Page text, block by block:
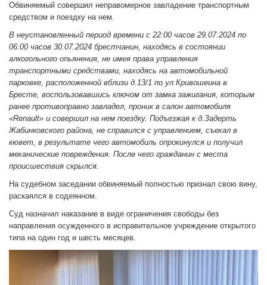
Обвиняемый совершил неправомерное завладение транспортным
средством и поездку на нем.
В неустановленный период времени с 22:00 часов 29.07.2024 по
06:00 часов 30.07.2024 брестчанин, находясь в состоянии
алкогольного опьянения, не имея права управления
транспортными средствами, находясь на автомобильной
парковке, расположенной вблизи д.13/1 по ул.Кривошеина в
Бресте, воспользовавшись ключом от замка зажигания, которым
ранее противоправно завладел, проник в салон автомобиля
«Renault» и совершил на нем поездку. Подъезжая к д.Задерть
Жабинковского района, не справился с управлением, съехал в
кювет, в результате чего автомобиль опрокинулся и получил
механические повреждения. После чего гражданин с места
происшествия скрылся.
На судебном заседании обвиняемый полностью признал свою вину,
раскаялся в содеянном.
Суд назначил наказание в виде ограничения свободы без
направления осужденного в исправительное учреждение открытого
типа на один год и шесть месяцев.